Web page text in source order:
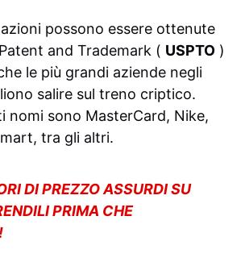
possono essere ottenute
and Trademark ( USPTO )
le più grandi aziende negli
salire sul treno criptico.
nomi sono MasterCard, Nike,
tra gli altri.
DI PREZZO ASSURDI SU
PRIMA CHE